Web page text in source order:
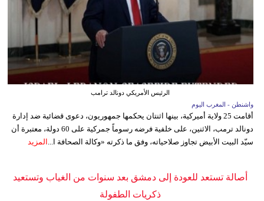
الرئيس الأمريكي دونالد ترامب
واشنطن - المغرب اليوم
أقامت 25 ولاية أميركية، بينها اثنتان يحكمها جمهوريون، دعوى قضائية ضد إدارة
دونالد ترمب، الاثنين، على خلفية فرضه رسوماً جمركية على 60 دولة، معتبرة أن
سيّد البيت الأبيض تجاوز صلاحياته، وفق ما ذكرته «وكالة الصحافة ا... المزيد
أصالة تستعد للعودة إلى دمشق بعد سنوات من الغياب وتستعيد
ذكريات الطفولة